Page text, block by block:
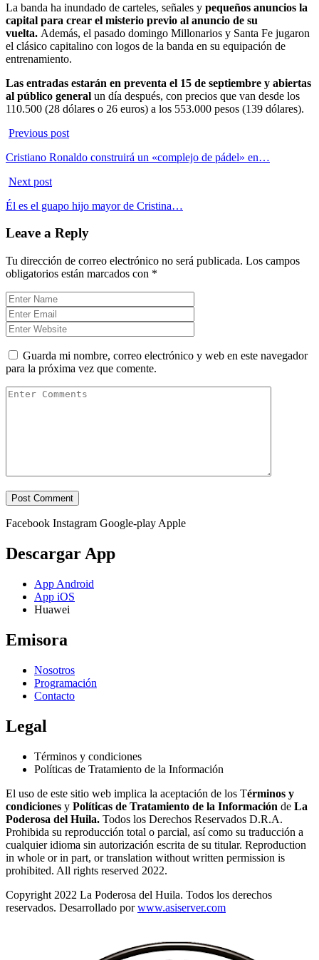
La banda ha inundado de carteles, señales y pequeños anuncios la
capital para crear el misterio previo al anuncio de su
vuelta. Además, el pasado domingo Millonarios y Santa Fe jugaron
el clásico capitalino con logos de la banda en su equipación de
entrenamiento.
Las entradas estarán en preventa el 15 de septiembre y abiertas
al público general un día después, con precios que van desde los
110.500 (28 dólares o 26 euros) a los 553.000 pesos (139 dólares).
Previous post
Cristiano Ronaldo construirá un «complejo de pádel» en…
Next post
Él es el guapo hijo mayor de Cristina…
Leave a Reply
Tu dirección de correo electrónico no será publicada. Los campos
obligatorios están marcados con *
Guarda mi nombre, correo electrónico y web en este navegador
para la próxima vez que comente.
Facebook Instagram Google-play Apple
Descargar App
App Android
App iOS
Huawei
Emisora
Nosotros
Programación
Contacto
Legal
Términos y condiciones
Políticas de Tratamiento de la Información
El uso de este sitio web implica la aceptación de los Términos y
condiciones y Políticas de Tratamiento de la Información de La
Poderosa del Huila. Todos los Derechos Reservados D.R.A.
Prohibida su reproducción total o parcial, así como su traducción a
cualquier idioma sin autorización escrita de su titular. Reproduction
in whole or in part, or translation without written permission is
prohibited. All rights reserved 2022.
Copyright 2022 La Poderosa del Huila. Todos los derechos
reservados. Desarrollado porwww.asiserver.com